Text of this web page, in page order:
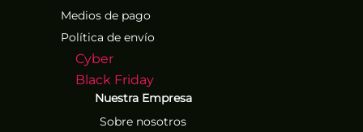
Medios de pago
Política de envío
Cyber
Black Friday
Nuestra Empresa
Sobre nosotros